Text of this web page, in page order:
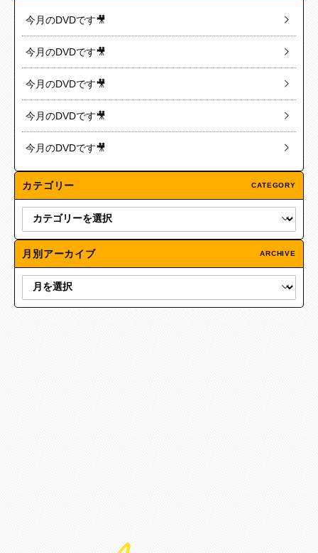
今月のDVDです🎥
今月のDVDです🎥
今月のDVDです🎥
今月のDVDです🎥
今月のDVDです🎥
カテゴリー CATEGORY
月別アーカイブ ARCHIVE